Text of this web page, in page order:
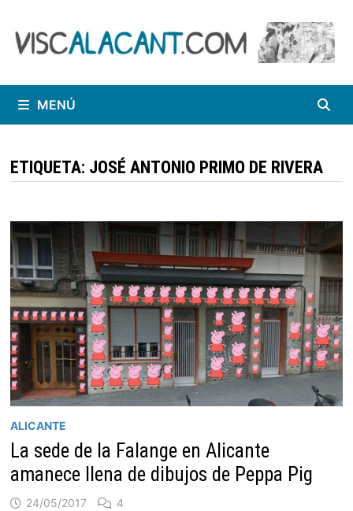
contenido
MENÚ
ETIQUETA: JOSÉ ANTONIO PRIMO DE RIVERA
ALICANTE
La sede de la Falange en Alicante
amanece llena de dibujos de Peppa Pig
24/05/2017 4